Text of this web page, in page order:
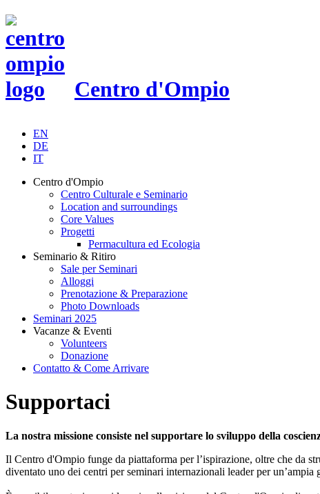
Centro d'Ompio
EN
DE
IT
Centro d'Ompio
Centro Culturale e Seminario
Location and surroundings
Core Values
Progetti
Permacultura ed Ecologia
Seminario & Ritiro
Sale per Seminari
Alloggi
Prenotazione & Preparazione
Photo Downloads
Seminari 2025
Vacanze & Eventi
Volunteers
Donazione
Contatto & Come Arrivare
Supportaci
La nostra missione consiste nel supportare lo sviluppo della
Il Centro d'Ompio funge da piattaforma per l’ispirazione, oltre che da
diventato uno dei centri per seminari internazionali leader per